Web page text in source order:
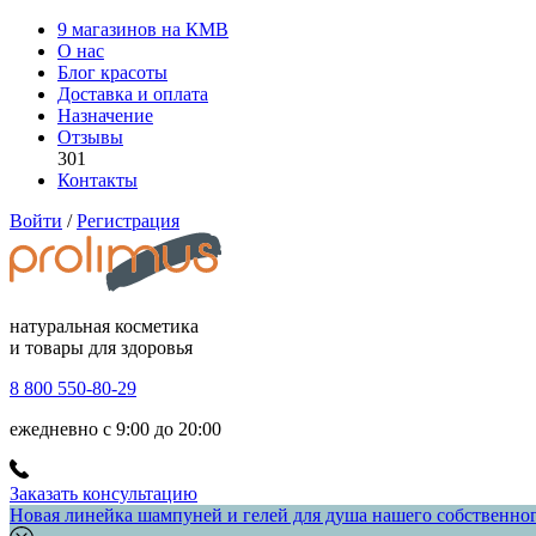
9 магазинов на КМВ
О нас
Блог красоты
Доставка и оплата
Назначение
Отзывы
301
Контакты
Войти / Регистрация
натуральная косметика
и товары для здоровья
8 800 550-80-29
ежедневно с 9:00 до 20:00
Заказать консультацию
Новая линейка шампуней и гелей для душа нашего